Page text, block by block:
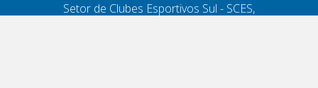
Setor de Clubes Esportivos Sul - SCES,